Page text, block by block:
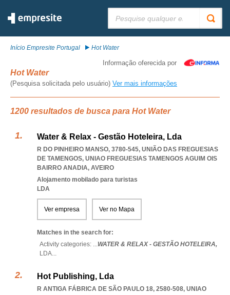
Início Empresite Portugal Hot Water
Informação oferecida por
Hot Water
(Pesquisa solicitada pelo usuário) Ver mais informações
1200 resultados de busca para Hot Water
Water & Relax - Gestão Hoteleira, Lda
R DO PINHEIRO MANSO, 3780-545, UNIÃO DAS FREGUESIAS
DE TAMENGOS, UNIAO FREGUESIAS TAMENGOS AGUIM OIS
BAIRRO ANADIA, AVEIRO
Alojamento mobilado para turistas
LDA
Ver empresa Ver no Mapa
Matches in the search for:
Activity categories: ...WATER & RELAX - GESTÃO HOTELEIRA,
LDA...
Hot Publishing, Lda
R ANTIGA FÁBRICA DE SÃO PAULO 18, 2580-508, UNIAO